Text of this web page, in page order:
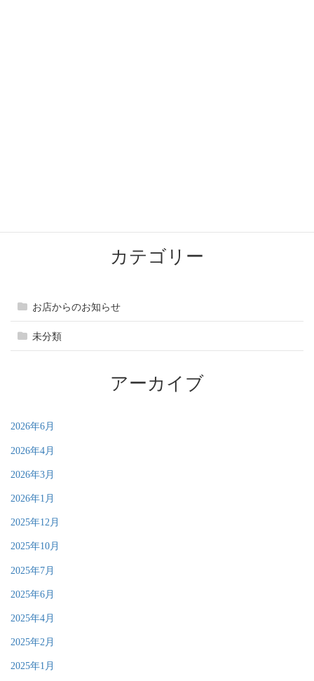
カテゴリー
お店からのお知らせ
未分類
アーカイブ
2026年6月
2026年4月
2026年3月
2026年1月
2025年12月
2025年10月
2025年7月
2025年6月
2025年4月
2025年2月
2025年1月